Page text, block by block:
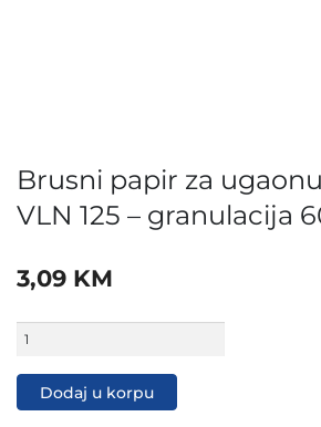
Brusni papir za
VLN 125 – granulacija
3,09 KM
papir
ugaonu
šlajfaricu
Dodaj u korpu